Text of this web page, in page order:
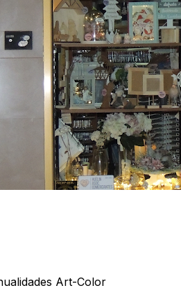
Art-Color